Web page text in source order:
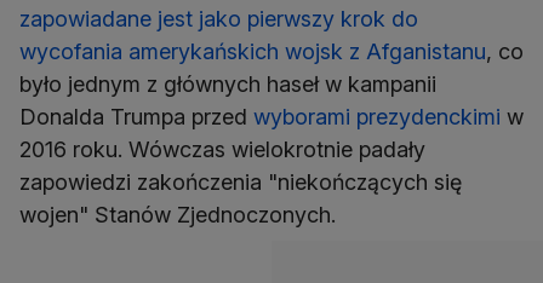
zapowiadane jest jako pierwszy krok do
wycofania amerykańskich wojsk z Afganistanu, co
było jednym z głównych haseł w kampanii
Donalda Trumpa przed wyborami prezydenckimi w
2016 roku. Wówczas wielokrotnie padały
zapowiedzi zakończenia "niekończących się
wojen" Stanów Zjednoczonych.